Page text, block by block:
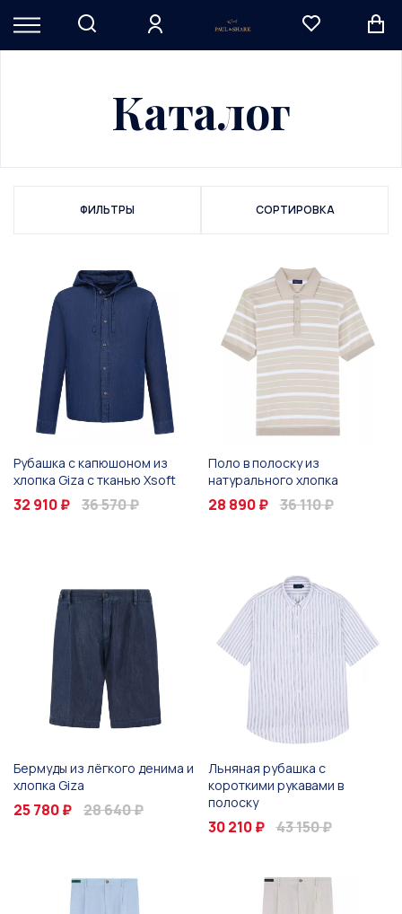
Каталог
ФИЛЬТРЫ СОРТИРОВКА
Рубашка с капюшоном из
хлопка Giza с тканью Xsoft
32 910 ₽ 36 570 ₽
Поло в полоску из
натурального хлопка
28 890 ₽ 36 110 ₽
Бермуды из лёгкого денима и
хлопка Giza
25 780 ₽ 28 640 ₽
Льняная рубашка с
короткими рукавами в
полоску
30 210 ₽ 43 150 ₽